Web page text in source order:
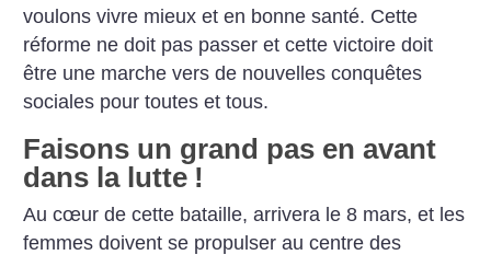
voulons vivre mieux et en bonne santé. Cette
réforme ne doit pas passer et cette victoire doit
être une marche vers de nouvelles conquêtes
sociales pour toutes et tous.
Faisons un grand pas en avant
dans la lutte !
Au cœur de cette bataille, arrivera le 8 mars, et les
femmes doivent se propulser au centre des